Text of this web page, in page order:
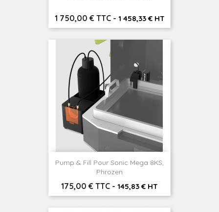
Prix
1 750,00 € TTC - 1 458,33 € HT
Pump & Fill Pour Sonic Mega 8KS,
Phrozen
Prix
175,00 € TTC - 145,83 € HT